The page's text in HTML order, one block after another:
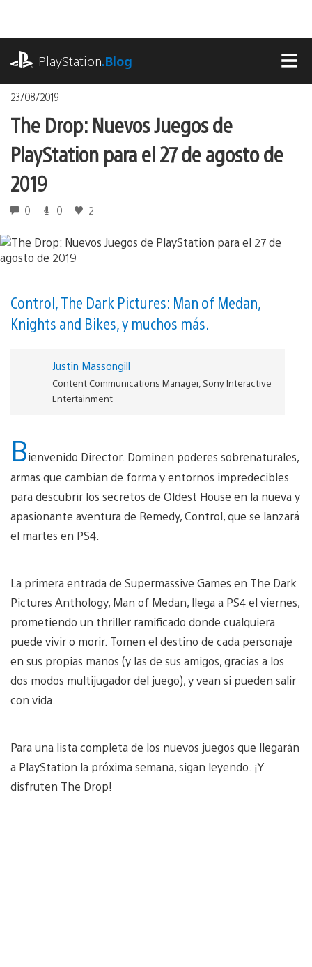
contenido
PlayStation.Blog
23/08/2019
The Drop: Nuevos Juegos de
PlayStation para el 27 de agosto de
2019
0 0 2
Control, The Dark Pictures: Man of Medan,
Knights and Bikes, y muchos más.
Justin Massongill
Content Communications Manager, Sony Interactive
Entertainment
Bienvenido Director. Dominen poderes sobrenaturales,
armas que cambian de forma y entornos impredecibles
para descubrir los secretos de Oldest House en la nueva y
apasionante aventura de Remedy, Control, que se lanzará
el martes en PS4.
La primera entrada de Supermassive Games en The Dark
Pictures Anthology, Man of Medan, llega a PS4 el viernes,
prometiendo un thriller ramificado donde cualquiera
puede vivir o morir. Tomen el destino de cada personaje
en sus propias manos (y las de sus amigos, gracias a los
dos modos multijugador del juego), y vean si pueden salir
con vida.
Para una lista completa de los nuevos juegos que llegarán
a PlayStation la próxima semana, sigan leyendo. ¡Y
disfruten The Drop!